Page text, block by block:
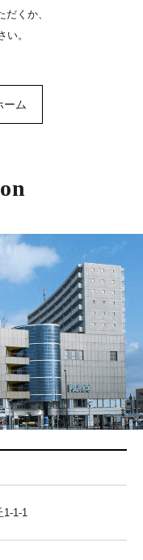
くか、
。
ーム
1-1